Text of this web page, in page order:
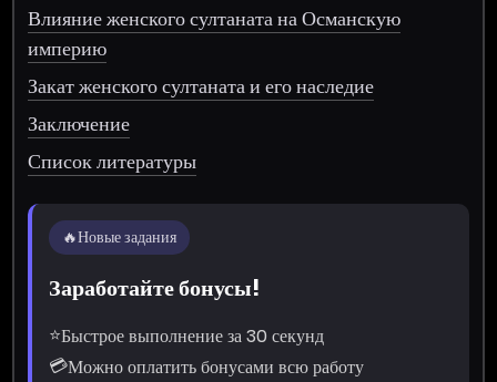
Влияние женского султаната на Османскую
империю
Закат женского султаната и его наследие
Заключение
Список литературы
🔥Новые задания
Заработайте бонусы!
⭐Быстрое выполнение за 30 секунд
💳Можно оплатить бонусами всю работу